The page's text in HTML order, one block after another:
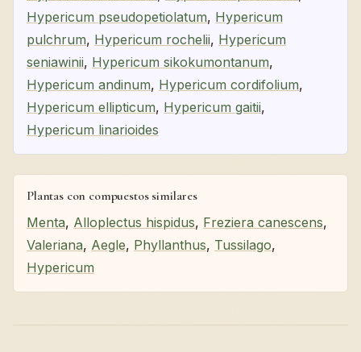
Hypericum pseudopetiolatum, Hypericum
pulchrum, Hypericum rochelii, Hypericum
seniawinii, Hypericum sikokumontanum,
Hypericum andinum, Hypericum cordifolium,
Hypericum ellipticum, Hypericum gaitii,
Hypericum linarioides
Plantas con compuestos similares
Menta, Alloplectus hispidus, Freziera canescens,
Valeriana, Aegle, Phyllanthus, Tussilago,
Hypericum